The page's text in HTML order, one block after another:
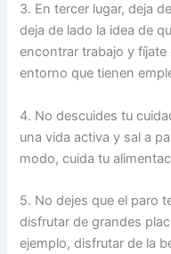
3. En tercer lugar, deja
deja de lado la idea de
encontrar trabajo y
entorno que tienen
4. No descuides tu
una vida activa y sal a
modo, cuida tu
5. No dejes que el paro
disfrutar de grandes
ejemplo, disfrutar de la